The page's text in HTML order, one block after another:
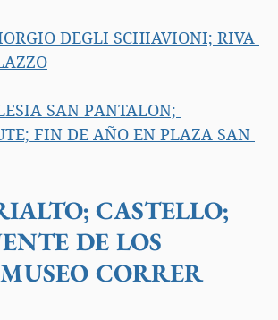
DEGLI SCHIAVIONI; RIVA
SAN PANTALON;
FIN DE AÑO EN PLAZA SAN
CASTELLO;
DE LOS
CORRER